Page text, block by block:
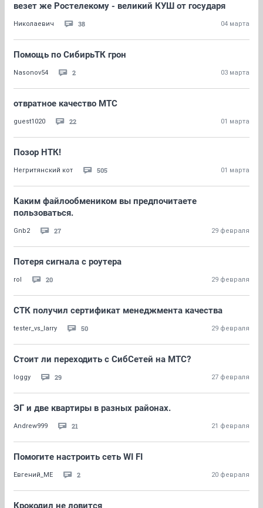
везет же Ростелекому - великий КУШ от государя
Николаевич 38 04 марта
Помощь по СибирьТК грон
Nasonov54 2 03 марта
отвратное качество МТС
guest1020 22 01 марта
Позор НТК!
Негритянский кот 505 01 марта
Каким файлообмеником вы предпочитаете
пользоваться.
Gnb2 27 29 февраля
Потеря сигнала с роутера
rol 20 29 февраля
СТК получил сертификат менеджмента качества
tester_vs_larry 50 29 февраля
Стоит ли переходить с СибСетей на МТС?
loggy 29 27 февраля
ЭГ и две квартиры в разных районах.
Andrew999 21 21 февраля
Помогите настроить сеть WI FI
Евгений_МЕ 2 20 февраля
Крокодил не ловится